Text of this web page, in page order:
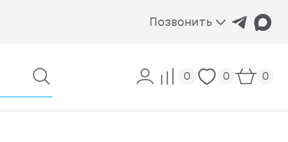
Позвонить
0 0 0